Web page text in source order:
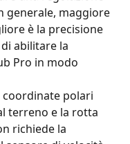
generale, maggiore
è la precisione
abilitare la
Pro in modo
coordinate polari
terreno e la rotta
richiede la